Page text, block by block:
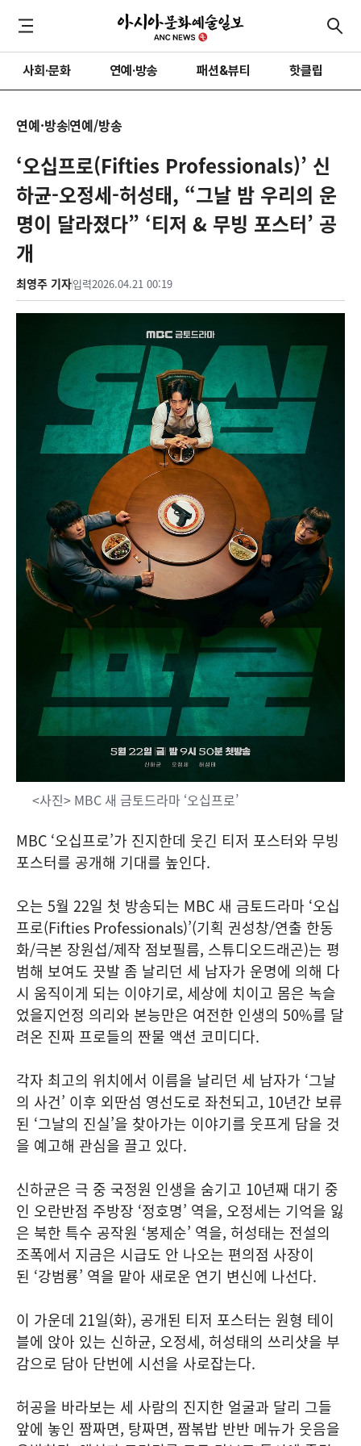
사회·문화 연예·방송 패션&뷰티 핫클립
연예·방송연예/방송
‘오십프로(Fifties Professionals)’ 신
하균-오정세-허성태, “그날 밤 우리의 운
명이 달라졌다” ‘티저 & 무빙 포스터’ 공
개
최영주 기자입력2026.04.21 00:19
<사진> MBC 새 금토드라마 ‘오십프로’
MBC ‘오십프로’가 진지한데 웃긴 티저 포스터와 무빙
포스터를 공개해 기대를 높인다.
오는 5월 22일 첫 방송되는 MBC 새 금토드라마 ‘오십
프로(Fifties Professionals)’(기획 권성창/연출 한동
화/극본 장원섭/제작 점보필름, 스튜디오드래곤)는 평
범해 보여도 끗발 좀 날리던 세 남자가 운명에 의해 다
시 움직이게 되는 이야기로, 세상에 치이고 몸은 녹슬
었을지언정 의리와 본능만은 여전한 인생의 50%를 달
려온 진짜 프로들의 짠물 액션 코미디다.
각자 최고의 위치에서 이름을 날리던 세 남자가 ‘그날
의 사건’ 이후 외딴섬 영선도로 좌천되고, 10년간 보류
된 ‘그날의 진실’을 찾아가는 이야기를 웃프게 담을 것
을 예고해 관심을 끌고 있다.
신하균은 극 중 국정원 인생을 숨기고 10년째 대기 중
인 오란반점 주방장 ‘정호명’ 역을, 오정세는 기억을 잃
은 북한 특수 공작원 ‘봉제순’ 역을, 허성태는 전설의
조폭에서 지금은 시급도 안 나오는 편의점 사장이
된 ‘강범룡’ 역을 맡아 새로운 연기 변신에 나선다.
이 가운데 21일(화), 공개된 티저 포스터는 원형 테이
블에 앉아 있는 신하균, 오정세, 허성태의 쓰리샷을 부
감으로 담아 단번에 시선을 사로잡는다.
허공을 바라보는 세 사람의 진지한 얼굴과 달리 그들
앞에 놓인 짬짜면, 탕짜면, 짬볶밥 반반 메뉴가 웃음을